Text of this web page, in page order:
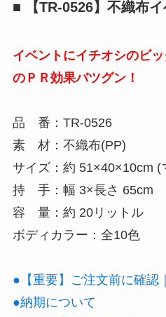
■ 【TR-0526】不織布
イベントにイチオシのビ
のＰＲ効果バツグン！
品 番：TR-0526
素 材：不織布(PP)
サイズ：約 51×40×10cm (
持 手：幅 3×長さ 65cm
容 量：約 20リットル
ボディカラー：全10色
●【重要】ご注文前に確認
●納期について